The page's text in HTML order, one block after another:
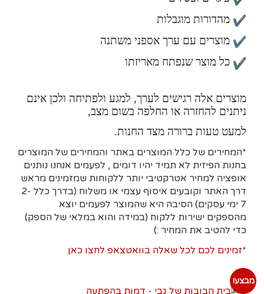
מהדורות מוגבלות
מוצרים עם ערך אספני משתנה
כל מוצר שנפתח מאריזתו
מוצרים אלה רגישים לערך, למגע ולפתיחה ולכן אינם
ניתנים להחזרה או החלפה בשום מצב,
למעט טעות ברורה מצד החנות.
*המחירים של כלל המוצרים באתר והמחירים של המוצרים
בחנות הפיזית לא תמיד יהיו דומים , לפעמים אנחנו נותנים
אופציה למחיר אטרקטיבי יותר ללקוחות שמזמינים מראש
דרך האתר וקובעים איסוף עצמי או משלוח (בדרך כלל 2-
7 ימי עסקים)
הסיבה היא שהמוצר לפעמים יוצא
מהספקים ישירות ללקוח (במידה והוא במלאי של הספק)
כדי להטיב את המחיר :)
*זמינים לכם לכל שאלה בוואטצאפ לחצו כאן
מבצע!